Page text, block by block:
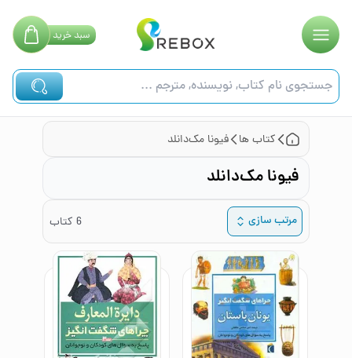
سبدخرید
کتاب ها فیونا مک‌دانلد
فیونا مک‌دانلد
مرتب سازی 6 کتاب